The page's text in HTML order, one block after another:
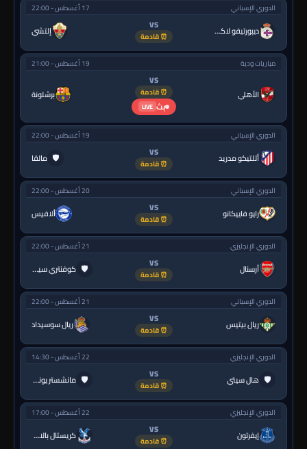
الدوري الإسباني 17 أغسطس - 22:00
ديبورتيفو لاكورونيا VS
⏰ قادمة إلتشي
مباريات ودية 19 أغسطس - 21:00
الأهلي
VS
⏰ قادمة
بث LIVE
برشلونة
الدوري الإسباني 19 أغسطس - 22:00
أتلتيكو مدريد VS
⏰ قادمة مالقا 🛡
الدوري الإسباني 20 أغسطس - 22:00
رايو فاييكانو VS
⏰ قادمة ألافيس
الدوري الإنجليزي 21 أغسطس - 22:00
أرسنال VS
⏰ قادمة كوفنتري سيتي 🛡
الدوري الإسباني 21 أغسطس - 22:00
ريال بيتيس VS
⏰ قادمة ريال سوسيداد
الدوري الإنجليزي 22 أغسطس - 14:30
🛡 هال سيتي VS
⏰ قادمة مانشستر يونايتد 🛡
الدوري الإنجليزي 22 أغسطس - 17:00
إيفرتون VS
⏰ قادمة كريستال بالاس